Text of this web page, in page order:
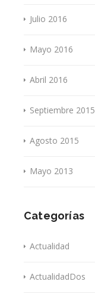
Julio 2016
Mayo 2016
Abril 2016
Septiembre 2015
Agosto 2015
Mayo 2013
Categorías
Actualidad
ActualidadDos